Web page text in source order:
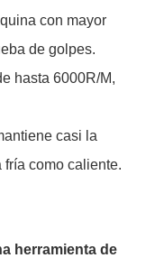
con mayor
de golpes.
hasta 6000R/M,
casi la
como caliente.
herramienta de